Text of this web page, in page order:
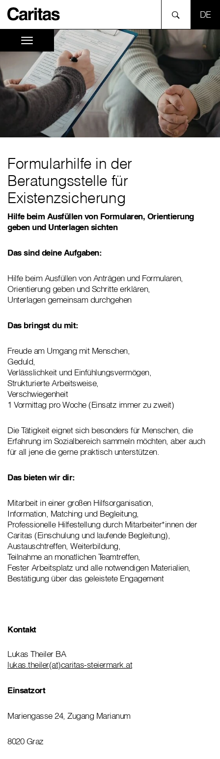
Formularhilfe in der
Beratungsstelle für
Existenzsicherung
Hilfe beim Ausfüllen von Formularen, Orientierung
geben und Unterlagen sichten
Das sind deine Aufgaben:
Hilfe beim Ausfüllen von Anträgen und Formularen,
Orientierung geben und Schritte erklären,
Unterlagen gemeinsam durchgehen
Das bringst du mit:
Freude am Umgang mit Menschen,
Geduld,
Verlässlichkeit und Einfühlungsvermögen,
Strukturierte Arbeitsweise,
Verschwiegenheit
1 Vormittag pro Woche (Einsatz immer zu zweit)
Die Tätigkeit eignet sich besonders für Menschen, die
Erfahrung im Sozialbereich sammeln möchten, aber auch
für all jene die gerne praktisch unterstützen.
Das bieten wir dir:
Mitarbeit in einer großen Hilfsorganisation,
Information, Matching und Begleitung,
Professionelle Hilfestellung durch Mitarbeiter*innen der
Caritas (Einschulung und laufende Begleitung),
Austauschtreffen, Weiterbildung,
Teilnahme an monatlichen Teamtreffen,
Fester Arbeitsplatz und alle notwendigen Materialien,
Bestätigung über das geleistete Engagement
Kontakt
Lukas Theiler BA
lukas.theiler(at)caritas-steiermark.at
Einsatzort
Mariengasse 24, Zugang Marianum
8020 Graz